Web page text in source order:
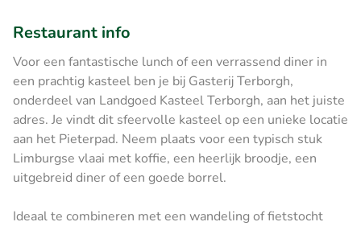
Restaurant info
Voor een fantastische lunch of een verrassend diner in
een prachtig kasteel ben je bij Gasterij Terborgh,
onderdeel van Landgoed Kasteel Terborgh, aan het juiste
adres. Je vindt dit sfeervolle kasteel op een unieke locatie
aan het Pieterpad. Neem plaats voor een typisch stuk
Limburgse vlaai met koffie, een heerlijk broodje, een
uitgebreid diner of een goede borrel.
Ideaal te combineren met een wandeling of fietstocht